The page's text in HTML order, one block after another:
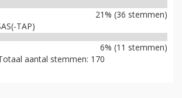
21% (36 stemmen)
TAP)
6% (11 stemmen)
aantal stemmen: 170